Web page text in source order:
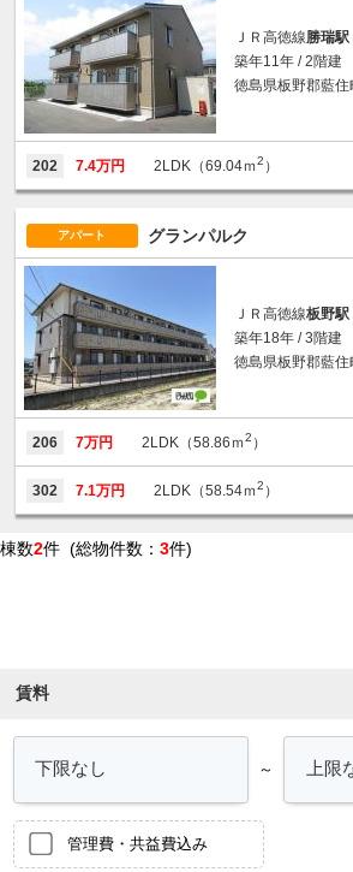
ＪＲ高徳線勝瑞駅
築年11年 / 2階建
徳島県板野郡藍
202 7.4万円 2LDK（69.04ｍ2 ）
アパート グランパルク
ＪＲ高徳線板野駅
築年18年 / 3階建
徳島県板野郡藍
206 7万円 2LDK（58.86ｍ2 ）
302 7.1万円 2LDK（58.54ｍ2 ）
棟数2件 (総物件数： 3件)
賃料
～
管理費・共益費込み